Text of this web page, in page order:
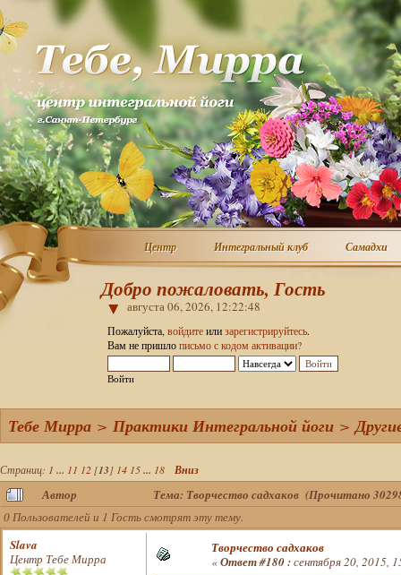
Центр
Центр Интегральный клуб
Интегральный клуб Самадхи
Самадхи
Добро пожаловать, Гость
августа 06, 2026, 12:22:48
Пожалуйста, войдите или зарегистрируйтесь.
Вам не пришло письмо с кодом активации?
Войти
Тебе Мирра > Практики Интегральной йоги >
Страниц: 1 ... 11 12 [13] 14 15... 18 Вниз
Автор
Тема: Творчество садхаков (Прочитано
0 Пользователей и 1 Гость смотрят эту тему.
Slava
Центр Тебе Мирра
Творчество садхаков
«Ответ #180 :сентября 20, 2015,